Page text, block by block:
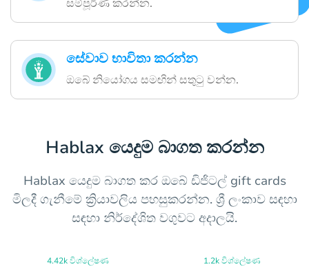
සම්පූර්ණ කරන්න.
සේවාව භාවිතා කරන්න
ඔබේ නියෝගය සමඟින් සතුටු වන්න.
Hablax යෙදුම බාගත කරන්න
Hablax යෙදුම බාගත කර ඔබේ ඩිජිටල් gift cards
මිලදී ගැනීමේ ක්‍රියාවලිය පහසුකරන්න. ශ්‍රී ලංකාව සඳහා
සඳහා නිර්දේශිත වගුවට අදාලයි.
4.42k විශ්ලේෂණ 1.2k විශ්ලේෂණ